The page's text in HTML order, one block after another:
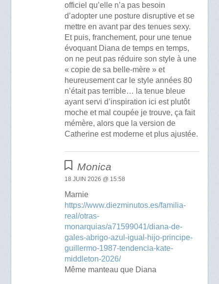
officiel qu’elle n’a pas besoin
d’adopter une posture disruptive et se
mettre en avant par des tenues sexy.
Et puis, franchement, pour une tenue
évoquant Diana de temps en temps,
on ne peut pas réduire son style à une
« copie de sa belle-mère » et
heureusement car le style années 80
n’était pas terrible… la tenue bleue
ayant servi d’inspiration ici est plutôt
moche et mal coupée je trouve, ça fait
mémère, alors que la version de
Catherine est moderne et plus ajustée.
Monica
18 JUIN 2026 @ 15:58
Marnie
https://www.diezminutos.es/familia-
real/otras-
monarquias/a71599041/diana-de-
gales-abrigo-azul-igual-hijo-principe-
guillermo-1987-tendencia-kate-
middleton-2026/
Même manteau que Diana